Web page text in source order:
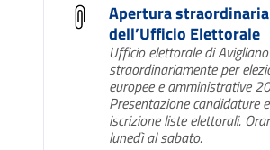
Apertura straordinaria
dell’Ufficio Elettorale
Ufficio elettorale di
straordinariamente per
europee e amministrative
Presentazione candidature
iscrizione liste elettorali.
lunedì al sabato.